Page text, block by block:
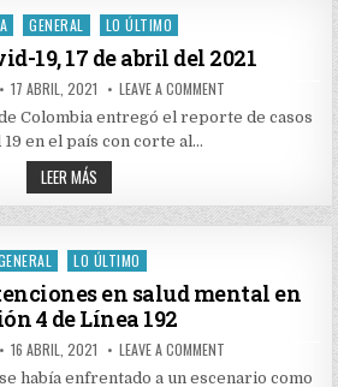
CEPA
BRITÁNICA?
GENERAL LO ÚLTIMO
19, 17 de abril del 2021
PUBLISHED
DATE:
17 ABRIL, 2021 LEAVE A COMMENTON
COVID-
2021
Colombia entregó el reporte de casos
19 en el país con corte al…
LEER MÁSREPORTE
COVID-
19,
17
ABRIL
DEL
2021
LO ÚLTIMO
en salud mental en
4 de Línea 192
PUBLISHED
DATE:
16 ABRIL, 2021 LEAVE A COMMENTON
DE
había enfrentado a un escenario como